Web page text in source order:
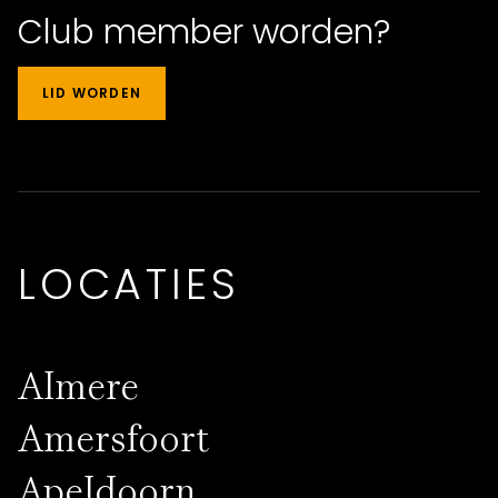
Instagram
Facebook
TikTok
Club member worden?
LID WORDEN
LOCATIES
Almere
Amersfoort